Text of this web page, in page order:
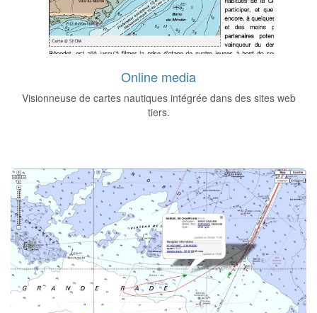
Online media
Visionneuse de cartes nautiques intégrée dans des sites web
tiers.